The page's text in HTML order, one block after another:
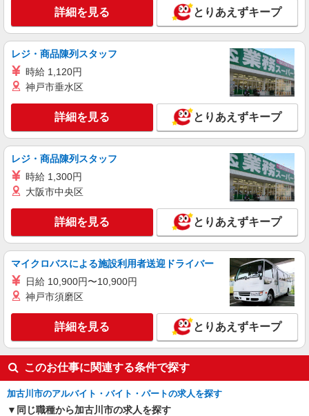
神吉南小学厨房内 魚国総本社事業所
詳細を見る
パート
株式会社魚国総本社
時給1,400円 ※試用期間あり
兵庫県加古川市上荘町見土呂34-1 加古川市加
古川養護学校内 魚国総本社事業所
キープ 詳細を見る
派遣社員
株式会社kotrio /●KB-H-1640735
切る、混ぜる、洗う・・・いつもの家事を活か
せる♪調理補助★
時給1200円〜＋交通費全額支給
加古川市 最寄駅：厄神
キープ 詳細を見る
詳細を見る とりあえずキープ
レジ・商品陳列スタッフ
時給 1,120円
神戸市垂水区
詳細を見る とりあえずキープ
レジ・商品陳列スタッフ
時給 1,300円
大阪市中央区
詳細を見る とりあえずキープ
マイクロバスによる施設利用者送迎ドライバー
日給 10,900円〜10,900円
神戸市須磨区
詳細を見る とりあえずキープ
このお仕事に関連する条件で探す
加古川市のアルバイト・バイト・パートの求人を探す
同じ職種から加古川市の求人を探す